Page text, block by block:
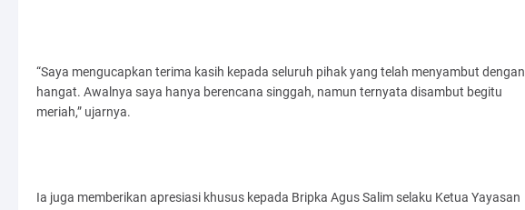
“Saya mengucapkan terima kasih kepada seluruh pihak yang telah menyambut dengan
hangat. Awalnya saya hanya berencana singgah, namun ternyata disambut begitu
meriah,” ujarnya.
Ia juga memberikan apresiasi khusus kepada Bripka Agus Salim selaku Ketua Yayasan